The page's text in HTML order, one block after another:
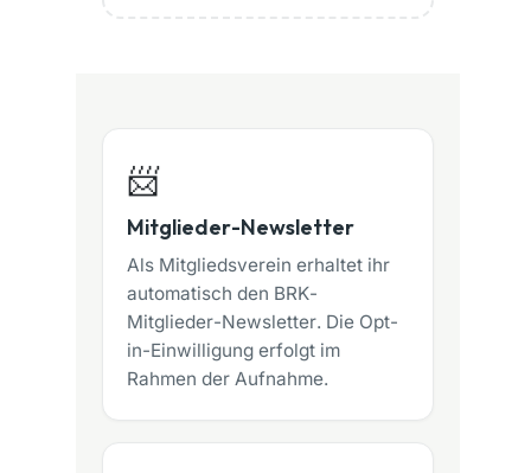
📨
Mitglieder-Newsletter
Als Mitgliedsverein erhaltet ihr
automatisch den BRK-
Mitglieder-Newsletter. Die Opt-
in-Einwilligung erfolgt im
Rahmen der Aufnahme.